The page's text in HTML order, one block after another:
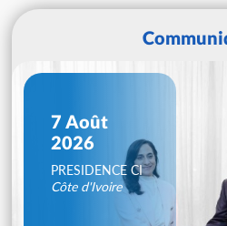
7 Août
2026
PRESIDENCE CI
Côte d'Ivoire